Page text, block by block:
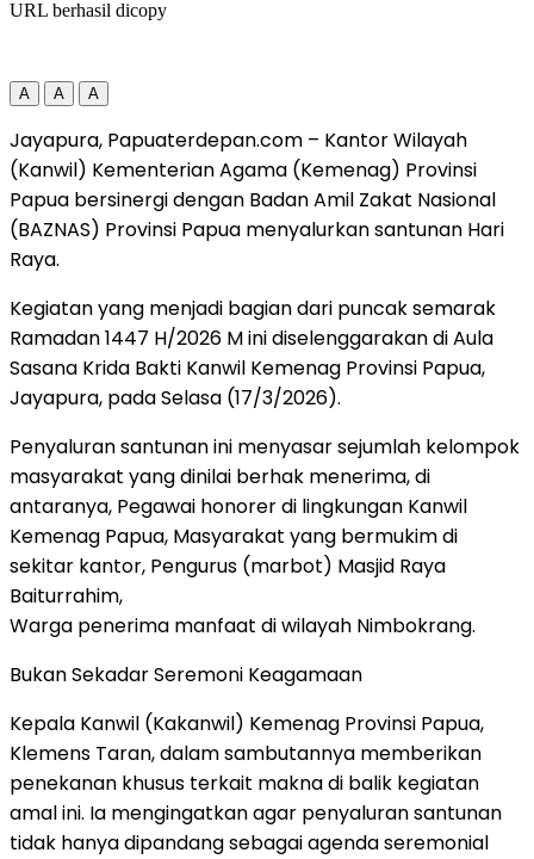
URL berhasil dicopy
A A A
Jayapura, Papuaterdepan.com – Kantor Wilayah
(Kanwil) Kementerian Agama (Kemenag) Provinsi
Papua bersinergi dengan Badan Amil Zakat Nasional
(BAZNAS) Provinsi Papua menyalurkan santunan Hari
Raya.
Kegiatan yang menjadi bagian dari puncak semarak
Ramadan 1447 H/2026 M ini diselenggarakan di Aula
Sasana Krida Bakti Kanwil Kemenag Provinsi Papua,
Jayapura, pada Selasa (17/3/2026).
Penyaluran santunan ini menyasar sejumlah kelompok
masyarakat yang dinilai berhak menerima, di
antaranya, Pegawai honorer di lingkungan Kanwil
Kemenag Papua, Masyarakat yang bermukim di
sekitar kantor, Pengurus (marbot) Masjid Raya
Baiturrahim,
Warga penerima manfaat di wilayah Nimbokrang.
Bukan Sekadar Seremoni Keagamaan
Kepala Kanwil (Kakanwil) Kemenag Provinsi Papua,
Klemens Taran, dalam sambutannya memberikan
penekanan khusus terkait makna di balik kegiatan
amal ini. Ia mengingatkan agar penyaluran santunan
tidak hanya dipandang sebagai agenda seremonial